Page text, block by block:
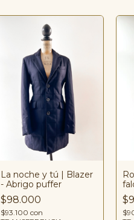
La noche y tú | Blazer
- Abrigo puffer
$98.000
$93.100con